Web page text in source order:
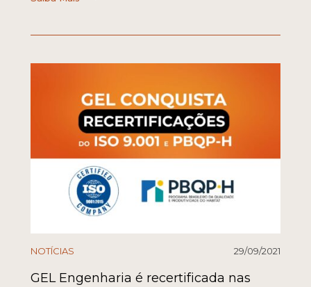
NOTÍCIAS 29/09/2021
GEL Engenharia é recertificada nas